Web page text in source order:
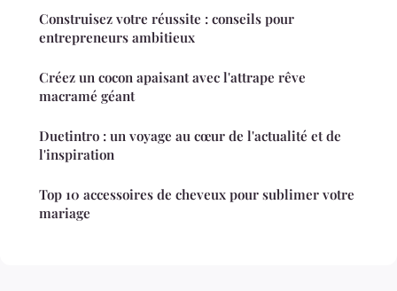
Construisez votre réussite : conseils pour
entrepreneurs ambitieux
Créez un cocon apaisant avec l'attrape rêve
macramé géant
Duetintro : un voyage au cœur de l'actualité et de
l'inspiration
Top 10 accessoires de cheveux pour sublimer votre
mariage